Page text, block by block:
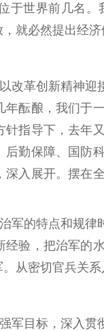
于世界前几名
就必然提出经
改革创新精神
酝酿，我们于
指导下，去年
勤保障、国防
入展开。摆
军的特点和规
验，把治军
从密切官兵关系
军目标，深入